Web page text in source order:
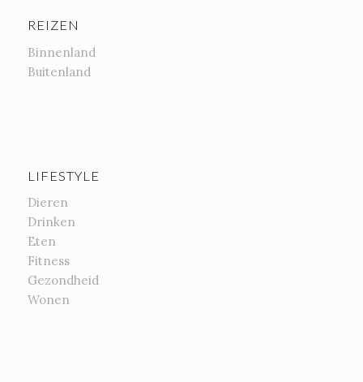
REIZEN
Binnenland
Buitenland
LIFESTYLE
Dieren
Drinken
Eten
Fitness
Gezondheid
Wonen